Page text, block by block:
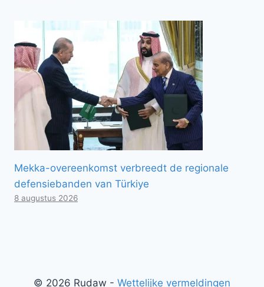
Mekka-overeenkomst verbreedt de regionale
defensiebanden van Türkiye
8 augustus 2026
© 2026 Rudaw - Wettelijke vermeldingen